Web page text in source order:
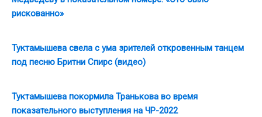
рискованно»
Туктамышева свела с ума зрителей откровенным танцем
под песню Бритни Спирс (видео)
Туктамышева покормила Транькова во время
показательного выступления на ЧР-2022